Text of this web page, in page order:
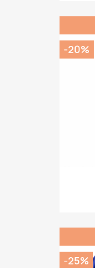
-20%
-25%